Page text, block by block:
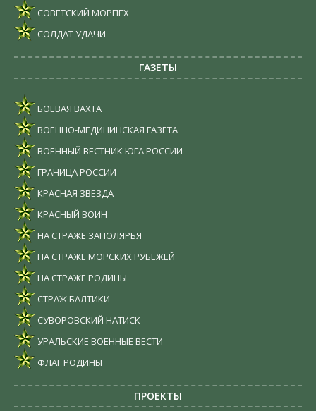
СОВЕТСКИЙ МОРПЕХ
СОЛДАТ УДАЧИ
ГАЗЕТЫ
БОЕВАЯ ВАХТА
ВОЕННО-МЕДИЦИНСКАЯ ГАЗЕТА
ВОЕННЫЙ ВЕСТНИК ЮГА РОССИИ
ГРАНИЦА РОССИИ
КРАСНАЯ ЗВЕЗДА
КРАСНЫЙ ВОИН
НА СТРАЖЕ ЗАПОЛЯРЬЯ
НА СТРАЖЕ МОРСКИХ РУБЕЖЕЙ
НА СТРАЖЕ РОДИНЫ
СТРАЖ БАЛТИКИ
СУВОРОВСКИЙ НАТИСК
УРАЛЬСКИЕ ВОЕННЫЕ ВЕСТИ
ФЛАГ РОДИНЫ
ПРОЕКТЫ